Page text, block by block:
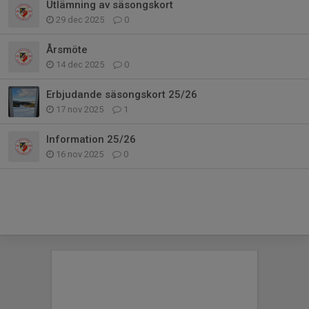
Utlämning av säsongskort
29 dec 2025 0
Årsmöte
14 dec 2025 0
Erbjudande säsongskort 25/26
17 nov 2025 1
Information 25/26
16 nov 2025 0